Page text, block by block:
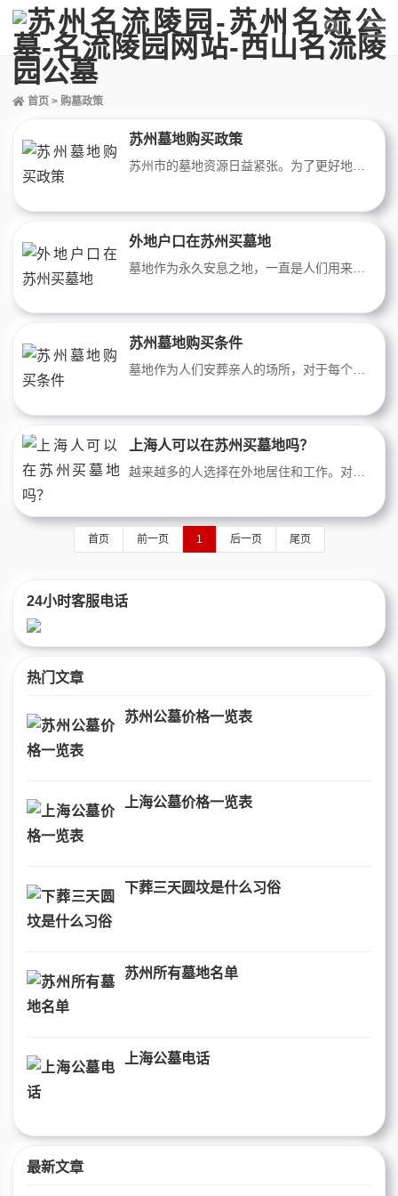
首页 > 购墓政策
苏州墓地购买政策
外地户口在苏州买墓地
苏州墓地购买条件
上海人可以在苏州买墓地吗？
首页 前一页 1 后一页 尾页
24小时客服电话
热门文章
苏州公墓价格一览表
上海公墓价格一览表
下葬三天圆坟是什么习俗
苏州所有墓地名单
上海公墓电话
最新文章